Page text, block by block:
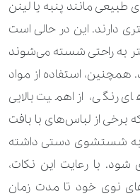
مانند پنبه یا لینن
دارند. این در حالی است
به راحتی شسته می‌شوند
استفاده از مواد
از اهمیت بالایی
برخی از لباس‌های با بافت
به شستشوی دستی داشته
شود. با رعایت این نکات،
نو‌ی خود تا مدت زمان